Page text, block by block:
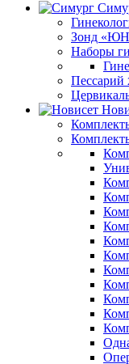
Зонд
Наборы
Пессарий